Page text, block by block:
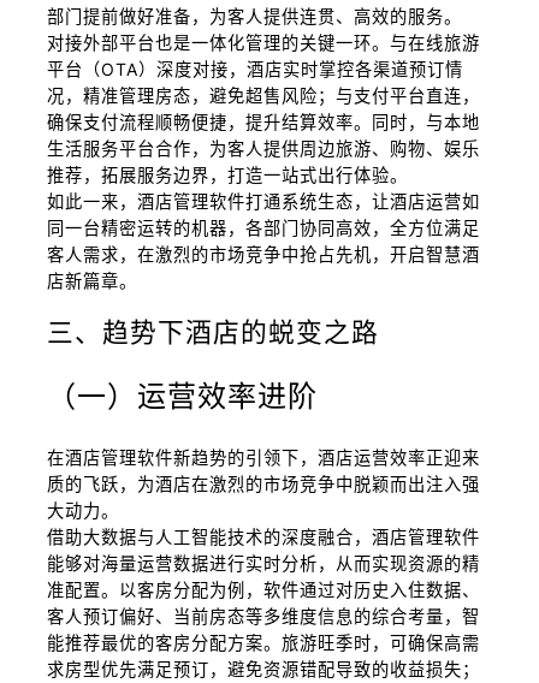
部门提前做好准备，为客人提供连贯、高效的服务。
对接外部平台也是一体化管理的关键一环。与在线旅游
平台（OTA）深度对接，酒店实时掌控各渠道预订情
况，精准管理房态，避免超售风险；与支付平台直连，
确保支付流程顺畅便捷，提升结算效率。同时，与本地
生活服务平台合作，为客人提供周边旅游、购物、娱乐
推荐，拓展服务边界，打造一站式出行体验。
如此一来，酒店管理软件打通系统生态，让酒店运营如
同一台精密运转的机器，各部门协同高效，全方位满足
客人需求，在激烈的市场竞争中抢占先机，开启智慧酒
店新篇章。
三、趋势下酒店的蜕变之路
（一）运营效率进阶
在酒店管理软件新趋势的引领下，酒店运营效率正迎来
质的飞跃，为酒店在激烈的市场竞争中脱颖而出注入强
大动力。
借助大数据与人工智能技术的深度融合，酒店管理软件
能够对海量运营数据进行实时分析，从而实现资源的精
准配置。以客房分配为例，软件通过对历史入住数据、
客人预订偏好、当前房态等多维度信息的综合考量，智
能推荐最优的客房分配方案。旅游旺季时，可确保高需
求房型优先满足预订，避免资源错配导致的收益损失；